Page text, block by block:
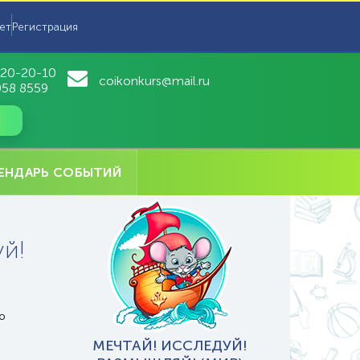
Регистрация
20-10
8559
coikonkurs@mail.ru
СОБЫТИЙ
МЕЧТАЙ! ИССЛЕДУЙ!